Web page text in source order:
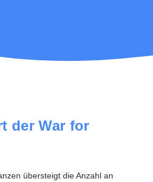
der War for
übersteigt die Anzahl an